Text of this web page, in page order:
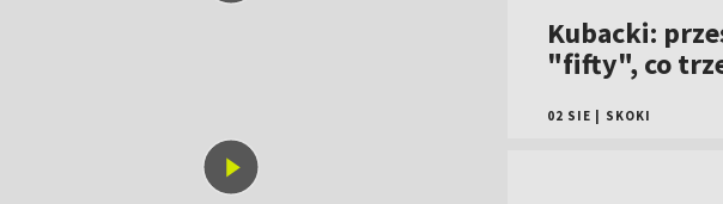
Kubacki:
"fifty", co
02 SIE SKOKI